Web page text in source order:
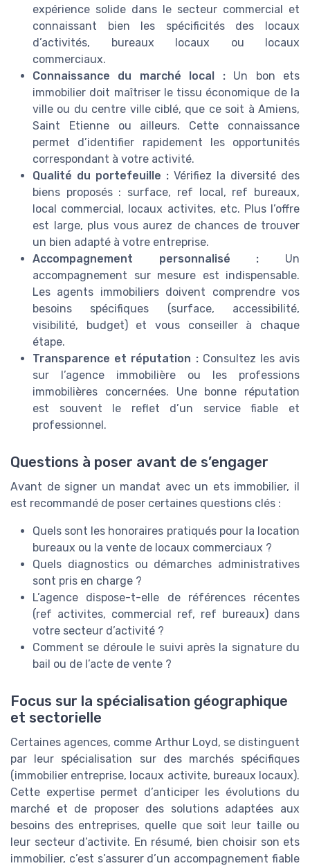
expérience solide dans le secteur commercial et
connaissant bien les spécificités des locaux
d’activités, bureaux locaux ou locaux
commerciaux.
Connaissance du marché local :Un bon ets
immobilier doit maîtriser le tissu économique de la
ville ou du centre ville ciblé, que ce soit à Amiens,
Saint Etienne ou ailleurs. Cette connaissance
permet d’identifier rapidement les opportunités
correspondant à votre activité.
Qualité du portefeuille : Vérifiez la diversité des
biens proposés : surface, ref local, ref bureaux,
local commercial, locaux activites, etc. Plus l’offre
est large, plus vous aurez de chances de trouver
un bien adapté à votre entreprise.
Accompagnement personnalisé : Un
accompagnement sur mesure est indispensable.
Les agents immobiliers doivent comprendre vos
besoins spécifiques (surface, accessibilité,
visibilité, budget) et vous conseiller à chaque
étape.
Transparence et réputation :Consultez les avis
sur l’agence immobilière ou les professions
immobilières concernées. Une bonne réputation
est souvent le reflet d’un service fiable et
professionnel.
Questions à poser avant de s’engager
Avant de signer un mandat avec un ets immobilier, il
est recommandé de poser certaines questions clés :
Quels sont les honoraires pratiqués pour la location
bureaux ou la vente de locaux commerciaux ?
Quels diagnostics ou démarches administratives
sont pris en charge ?
L’agence dispose-t-elle de références récentes
(ref activites, commercial ref, ref bureaux) dans
votre secteur d’activité ?
Comment se déroule le suivi après la signature du
bail ou de l’acte de vente ?
Focus sur la spécialisation géographique
et sectorielle
Certaines agences, comme Arthur Loyd, se distinguent
par leur spécialisation sur des marchés spécifiques
(immobilier entreprise, locaux activite, bureaux locaux).
Cette expertise permet d’anticiper les évolutions du
marché et de proposer des solutions adaptées aux
besoins des entreprises, quelle que soit leur taille ou
leur secteur d’activite. En résumé, bien choisir son ets
immobilier, c’est s’assurer d’un accompagnement fiable